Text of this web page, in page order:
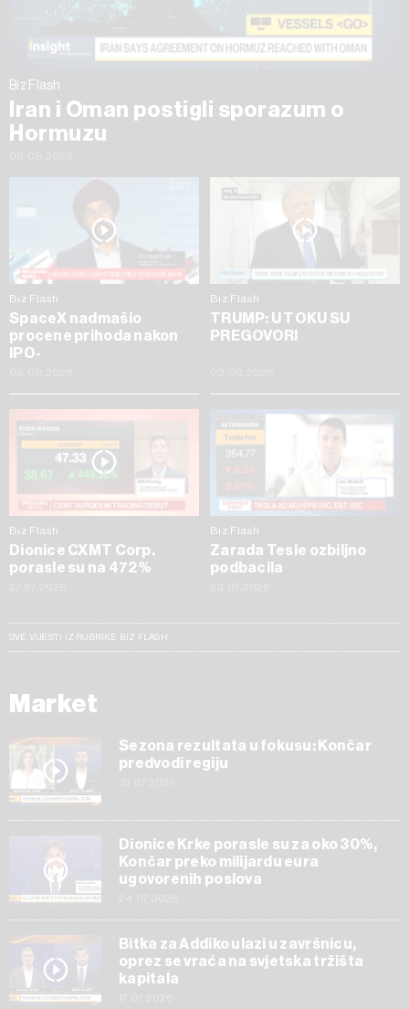
Biz Flash
Iran i Oman postigli sporazum o
Hormuzu
Biz Flash
SpaceX nadmašio
procene prihoda nakon
IPO-
Biz Flash
TRUMP: U TOKU SU
PREGOVORI
Biz Flash
Dionice CXMT Corp.
porasle su na 472%
Biz Flash
Zarada Tesle ozbiljno
podbacila
SVE VIJESTI IZ RUBRIKE BIZ FLASH
Market
Sezona rezultata u fokusu: Končar
predvodi regiju
Dionice Krke porasle su za oko 30%,
Končar preko milijardu eura
ugovorenih poslova
Bitka za Addiko ulazi u završnicu,
oprez se vraća na svjetska tržišta
kapitala